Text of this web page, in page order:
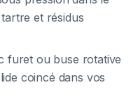
et résidus
furet ou buse rotative
coincé dans vos